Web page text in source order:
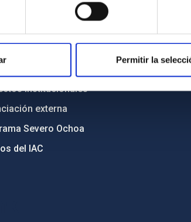
Permitir la
ético y política antifraude
Ambiente y Sostenibilidad
institucionales
externa
Severo Ochoa
del IAC